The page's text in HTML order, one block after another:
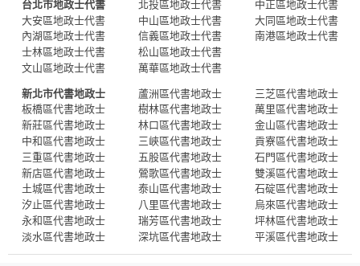
台北市地政士代書
大安區地政士代書
內湖區地政士代書
士林區地政士代書
文山區地政士代書
北投區地政士代書
中山區地政士代書
信義區地政士代書
松山區地政士代書
萬華區地政士代書
中正區地政士代書
大同區地政士代書
南港區地政士代書
新北市代書地政士
板橋區代書地政士
新莊區代書地政士
中和區代書地政士
三重區代書地政士
新店區代書地政士
土城區代書地政士
汐止區代書地政士
永和區代書地政士
淡水區代書地政士
蘆洲區代書地政士
樹林區代書地政士
林口區代書地政士
三峽區代書地政士
五股區代書地政士
鶯歌區代書地政士
泰山區代書地政士
八里區代書地政士
瑞芳區代書地政士
深坑區代書地政士
三芝區代書地政士
萬里區代書地政士
金山區代書地政士
貢寮區代書地政士
石門區代書地政士
雙溪區代書地政士
石碇區代書地政士
烏來區代書地政士
坪林區代書地政士
平溪區代書地政士